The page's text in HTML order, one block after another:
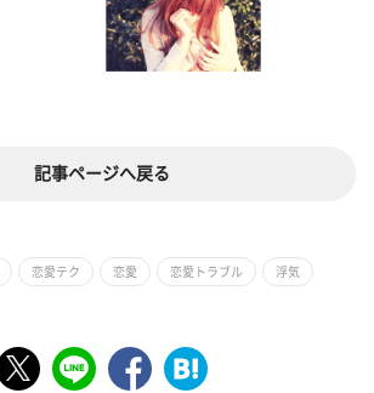
記事ページへ戻る
恋愛テク 恋愛 恋愛トラブル 浮気